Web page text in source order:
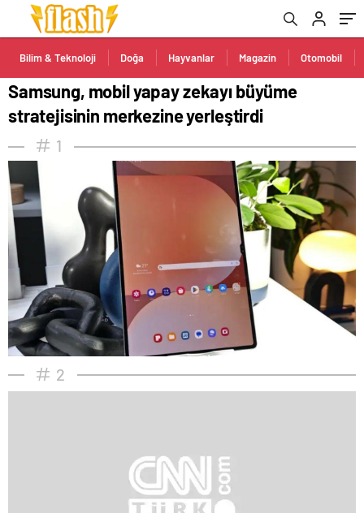
Bilim & Teknoloji Doğa Hayvanlar Magazin Otomobil
Samsung, mobil yapay zekayı büyüme
stratejisinin merkezine yerleştirdi
1
2